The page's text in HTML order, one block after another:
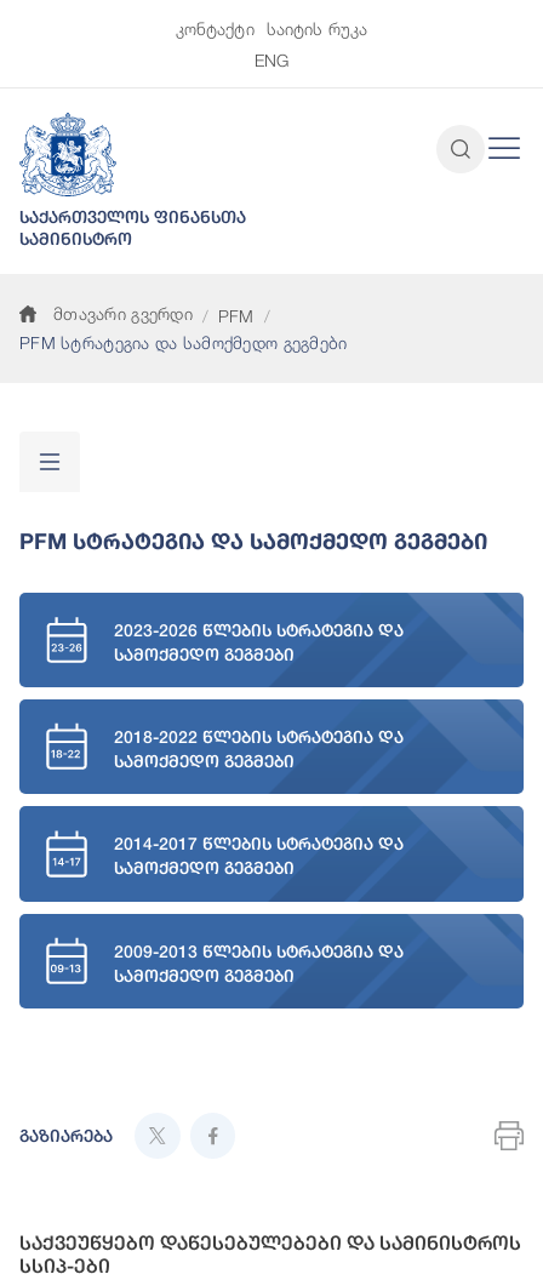
კონტაქტი
საიტის რუკა
ENG
საქართველოს ფინანსთა
სამინისტრო
მთავარი გვერდი
PFM
PFM სტრატეგია და სამოქმედო გეგმები
PFM Სტრატეგია Და Სამოქმედო Გეგმები
2023-2026 წლების სტრატეგია და
სამოქმედო გეგმები
2018-2022 წლების სტრატეგია და
სამოქმედო გეგმები
2014-2017 წლების სტრატეგია და
სამოქმედო გეგმები
2009-2013 წლების სტრატეგია და
სამოქმედო გეგმები
გაზიარება
საქვეუწყებო დაწესებულებები და სამინისტროს
სსიპ-ები